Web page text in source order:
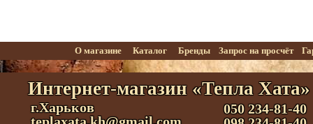
О магазине Каталог Бренды Запрос на просчёт
Интернет-магазин «Тепла Хата»
г.Харьков
050 234-81-40